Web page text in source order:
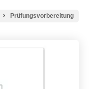
Prüfungsvorbereitung